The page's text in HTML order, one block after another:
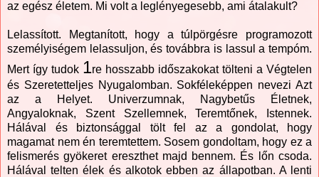
az egész életem. Mi volt a leglényegesebb, ami átalakult?
Lelassított. Megtanított, hogy a túlpörgésre programozott
személyiségem lelassuljon, és továbbra is lassul a tempóm.
Mert így tudok 1re hosszabb időszakokat tölteni a Végtelen
és Szeretetteljes Nyugalomban. Sokféleképpen nevezi Azt
az a Helyet. Univerzumnak, Nagybetűs Életnek,
Angyaloknak, Szent Szellemnek, Teremtőnek, Istennek.
Hálával és biztonsággal tölt fel az a gondolat, hogy
magamat nem én teremtettem. Sosem gondoltam, hogy ez a
felismerés gyökeret ereszthet majd bennem. És lőn csoda.
Hálával telten élek és alkotok ebben az állapotban. A lenti